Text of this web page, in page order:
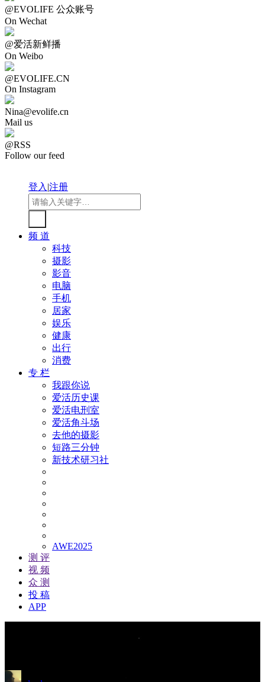
@EVOLIFE 公众账号
On Wechat
@爱活新鲜播
On Weibo
@EVOLIFE.CN
On Instagram
Nina@evolife.cn
Mail us
@RSS
Follow our feed
登入|注册
频 道
科技
摄影
影音
电脑
手机
居家
娱乐
健康
出行
消费
专 栏
我跟你说
爱活历史课
爱活电刑室
爱活角斗场
去他的摄影
短路三分钟
新技术研习社
AWE2025
测 评
视 频
众 测
投 稿
APP
爱活角斗场 | 拳打OLED 脚踢量